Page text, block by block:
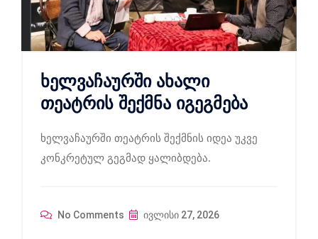
ხელვაჩაურში ახალი
თეატრის შექმნა იგეგმება
ხელვაჩაურში თეატრის შექმნის იდეა უკვე
კონკრეტულ გეგმად ყალიბდება.
No Comments ივლისი 27, 2026